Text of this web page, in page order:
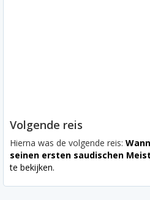
Volgende reis
Hierna was de volgende reis:
seinen ersten saudischen
te bekijken.